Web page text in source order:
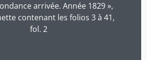
arrivée. Année 1829 »,
contenant les folios 3 à 41,
fol. 2